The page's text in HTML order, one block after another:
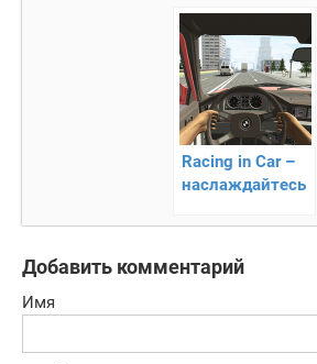
гонщика
Racing in Car –
наслаждайтесь
Добавить комментарий
Имя